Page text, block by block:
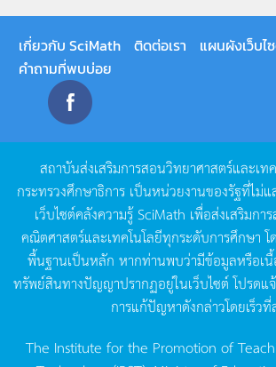
เกี่ยวกับ SciMath ติดต่อเรา
แผนผังเว็บไ
คำถามที่พบบ่อย
สถาบันส่งเสริมการสอนวิทยาศาสตร์และเท
กระทรวงศึกษาธิการ เป็นหน่วยงานของรัฐที่ไม่แ
เว็บไซต์คลังความรู้SciMath เพื่อส่งเสริมกา
คณิตศาสตร์และเทคโนโลยีทุกระดับการศึกษา
พื้นฐานเป็นหลัก หากท่านพบว่ามีข้อมูลหรือเนื้
ทรัพย์สินทางปัญญาปรากฏอยู่ในเว็บไซต์โปรดแ
การแก้ปัญหาดังกล่าวโดยเร็ว
The Institute for the Promotion of